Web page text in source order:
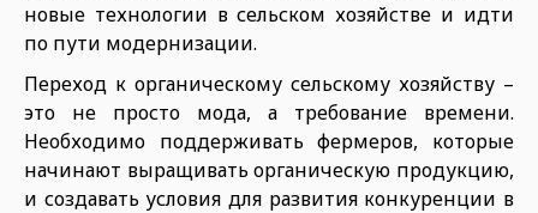
новые технологии в сельском хозяйстве и идти
по пути модернизации.
Переход к органическому сельскому хозяйству –
это не просто мода, а требование времени.
Необходимо поддерживать фермеров, которые
начинают выращивать органическую продукцию,
и создавать условия для развития конкуренции в